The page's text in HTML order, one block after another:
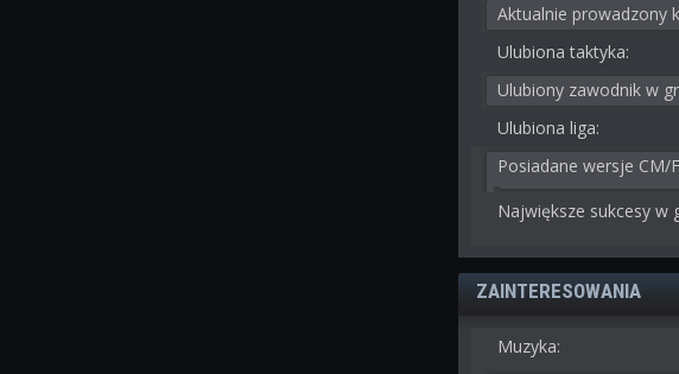
Aktualnie prowadzony
Ulubiona taktyka:
Ulubiony zawodnik w
Ulubiona liga:
Posiadane wersje CM/
Największe sukcesy w
ZAINTERESOWANIA
Muzyka: